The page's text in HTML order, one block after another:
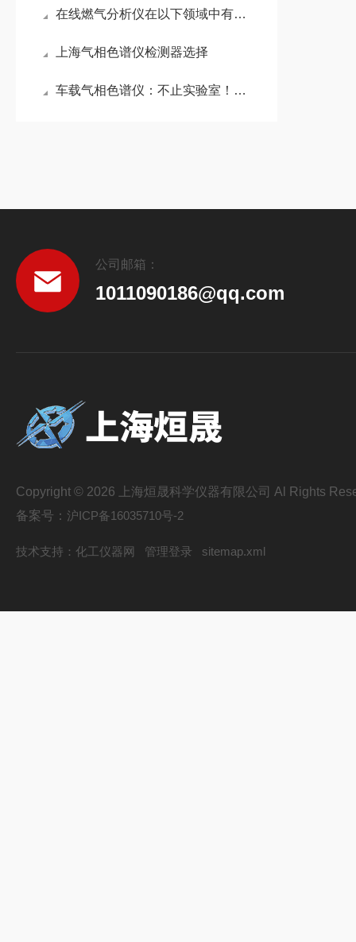
在线燃气分析仪在以下领域中有着怎样的作用呢？
上海气相色谱仪检测器选择
车载气相色谱仪：不止实验室！这些现场场景正靠它“精准破局”
公司邮箱：
1011090186@qq.com
Copyright © 2026 上海烜晟科学仪器有限公司 Al Rights
备案号： 沪ICP备16035710号-2
技术支持： 化工仪器网 管理登录 sitemap.xml